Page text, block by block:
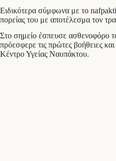
Ειδικότερα σύμφωνα με το
πορείας του με αποτέλεσμα τον
Στο σημείο έσπευσε
πρόεσφερε τις πρώτες βοήθειες
Κέντρο Υγείας Ναυπάκτου.